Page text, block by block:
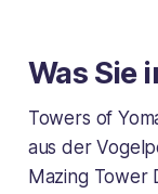
Was Sie
Towers of
aus der
Mazing Tower